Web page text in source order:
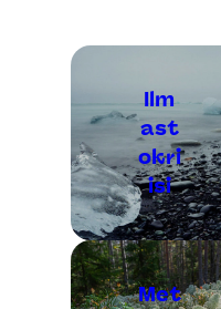
Ilm
ast
okri
isi
Met